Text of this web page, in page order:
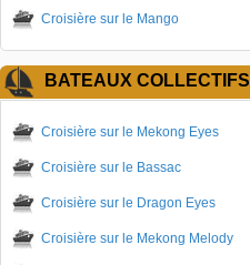
Croisière sur le Mango
BATEAUX COLLECTIFS
Croisière sur le Mekong Eyes
Croisière sur le Bassac
Croisière sur le Dragon Eyes
Croisière sur le Mekong Melody